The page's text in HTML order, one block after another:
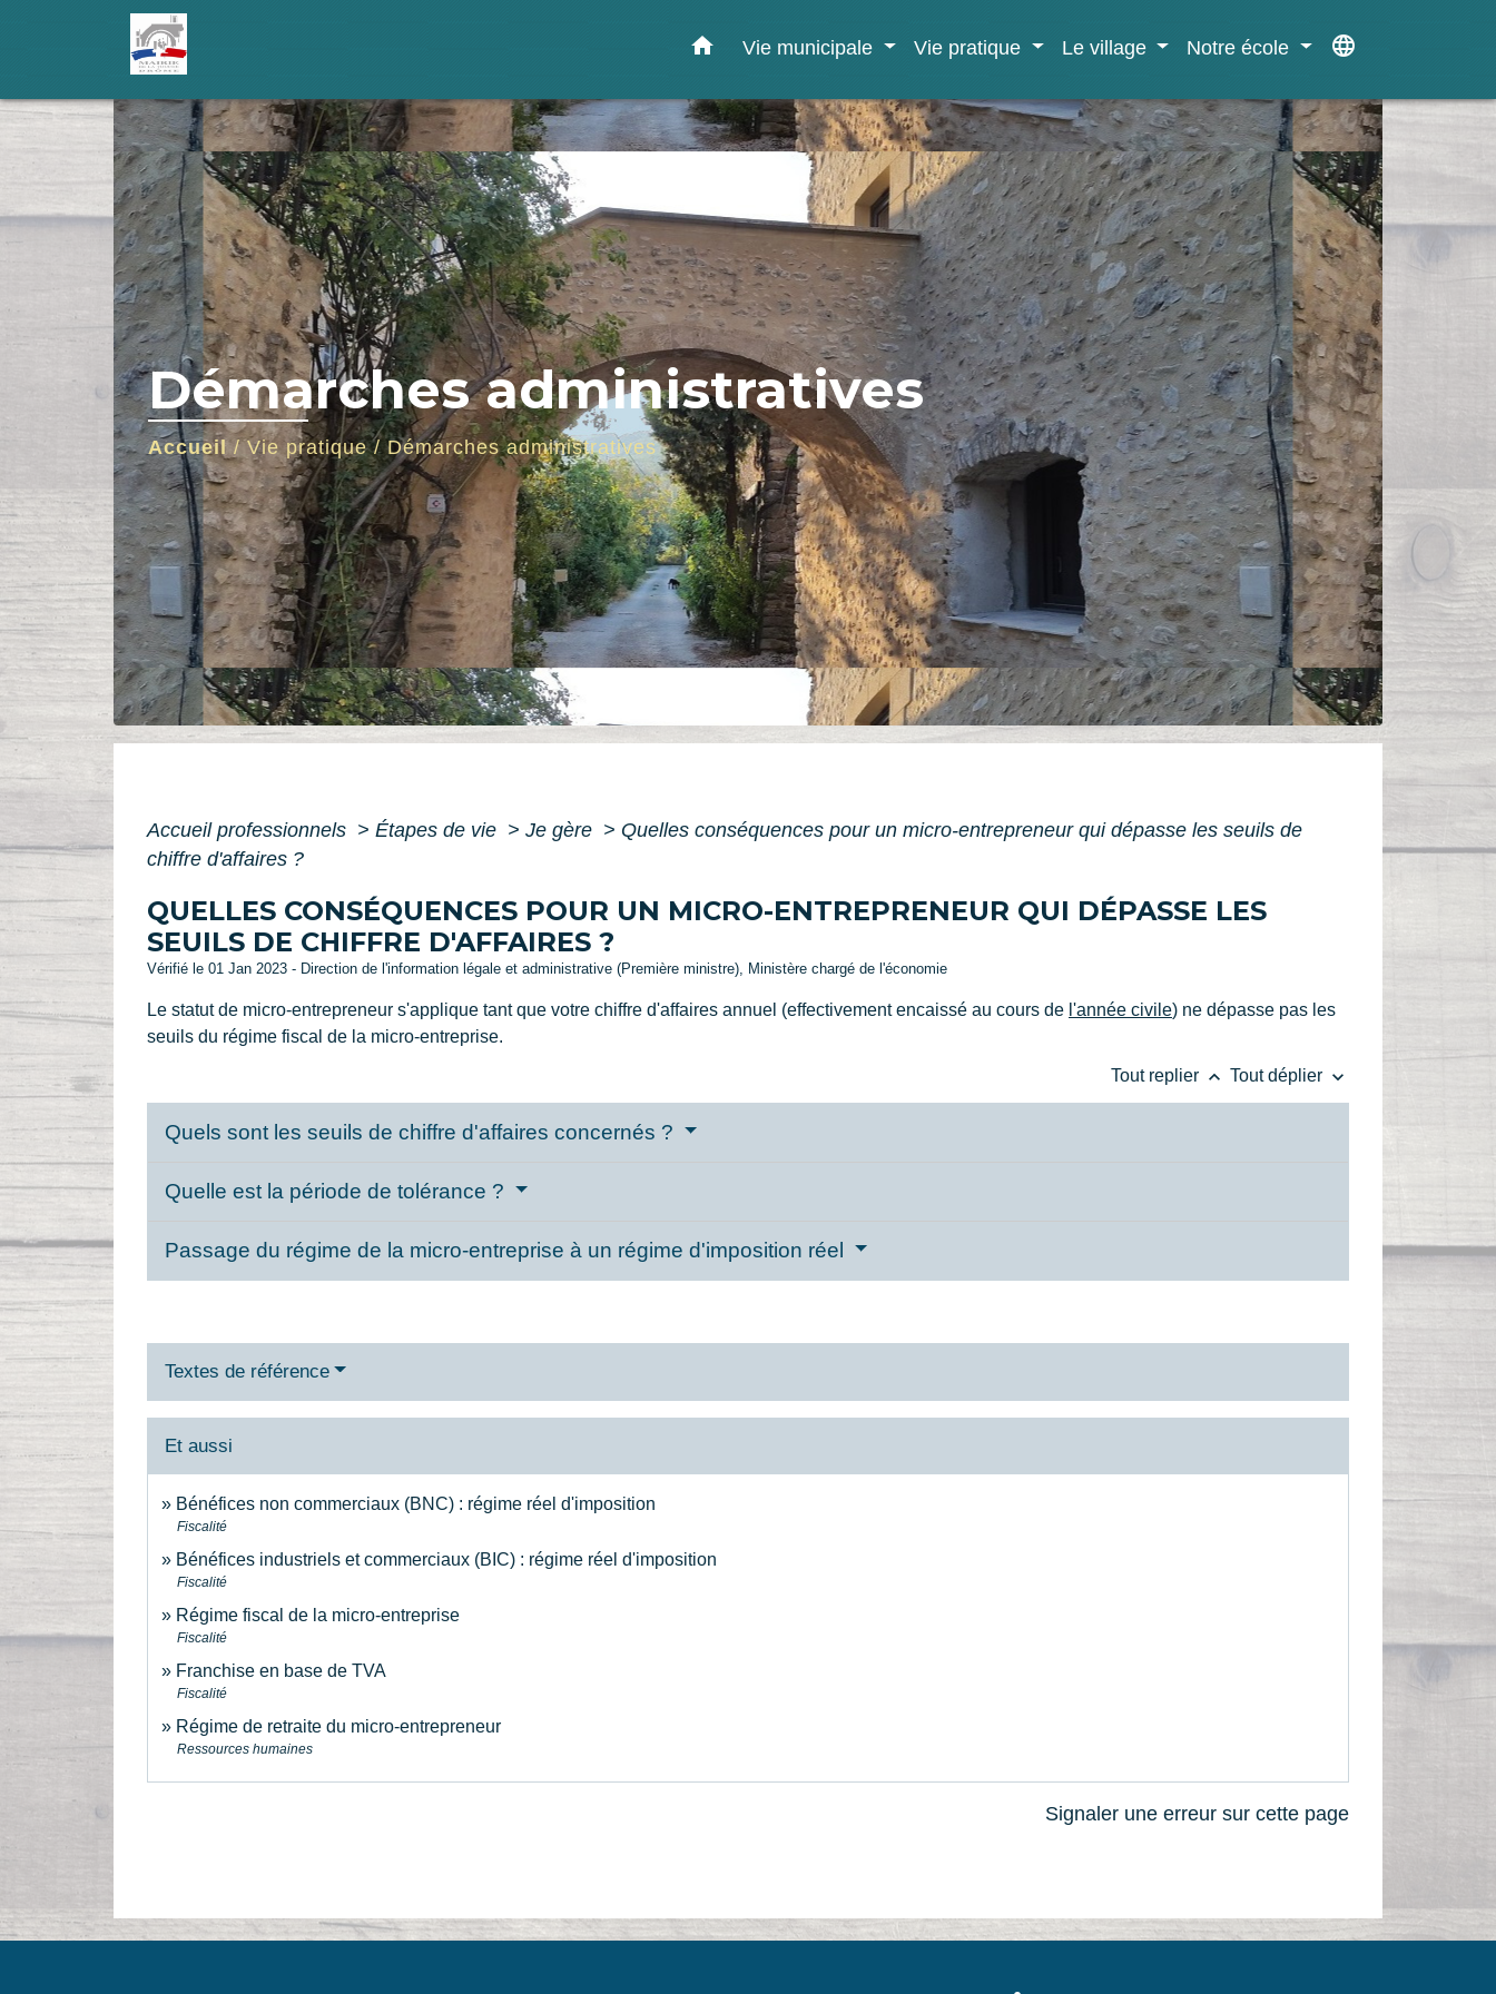
home Vie municipale Vie pratique Le village Notre école language
Démarches administratives
Accueil/Vie pratique/Démarches administratives
Accueil professionnels > Étapes de vie > Je gère > Quelles conséquences pour un micro-entrepreneur qui dépasse les seuils de
chiffre d'affaires ?
QUELLES CONSÉQUENCES POUR UN MICRO-ENTREPRENEUR QUI DÉPASSE LES
SEUILS DE CHIFFRE D'AFFAIRES ?
Vérifié le 01 Jan 2023 - Direction de l'information légale et administrative (Première ministre), Ministère chargé de l'économie
Le statut de micro-entrepreneur s'applique tant que votre chiffre d'affaires annuel (effectivement encaissé au cours de l'année civile) ne dépasse pas les
seuils du régime fiscal de la micro-entreprise.
Tout replier keyboard_arrow_up Tout déplier keyboard_arrow_down
Quels sont les seuils de chiffre d'affaires concernés ?
Quelle est la période de tolérance ?
Passage du régime de la micro-entreprise à un régime d'imposition réel
Textes de référence
Et aussi
Bénéfices non commerciaux (BNC) : régime réel d'imposition
Fiscalité
Bénéfices industriels et commerciaux (BIC) : régime réel d'imposition
Fiscalité
Régime fiscal de la micro-entreprise
Fiscalité
Franchise en base de TVA
Fiscalité
Régime de retraite du micro-entrepreneur
Ressources humaines
Signaler une erreur sur cette page